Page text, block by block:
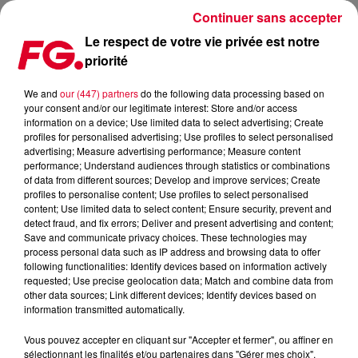
EMISSION SPÉCIALE MARVELLOUS ISLAND CE SOIR !
Publié : 16 mai 2024 à 11h47 par Christophe HUBERT
Le respect de votre vie privée est notre
priorité
We and our (447) partnersdo the following data processing based on
your consent and/or our legitimate interest: Store and/or access
information on a device; Use limited data to select advertising; Create
profiles for personalised advertising; Use profiles to select personalised
advertising; Measure advertising performance; Measure content
performance; Understand audiences through statistics or combinations
of data from different sources; Develop and improve services; Create
profiles to personalise content; Use profiles to select personalised
content; Use limited data to select content; Ensure security, prevent and
detect fraud, and fix errors; Deliver and present advertising and content;
Save and communicate privacy choices. These technologies may
process personal data such as IP address and browsing data to offer
following functionalities: Identify devices based on information actively
requested; Use precise geolocation data; Match and combine data from
other data sources; Link different devices; Identify devices based on
information transmitted automatically.
Vous pouvez accepter en cliquant sur "Accepter et fermer", ou affiner en
sélectionnant les finalités et/ou partenaires dans "Gérer mes choix".
Continuer sans accepter